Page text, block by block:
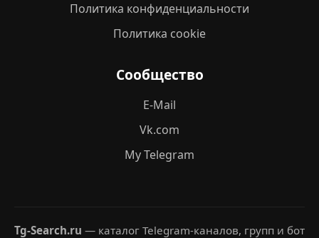
Политика конфиденциальности
Политика cookie
Сообщество
E-Mail
Vk.com
My Telegram
Tg-Search.ru — каталог Telegram-каналов, групп и бот